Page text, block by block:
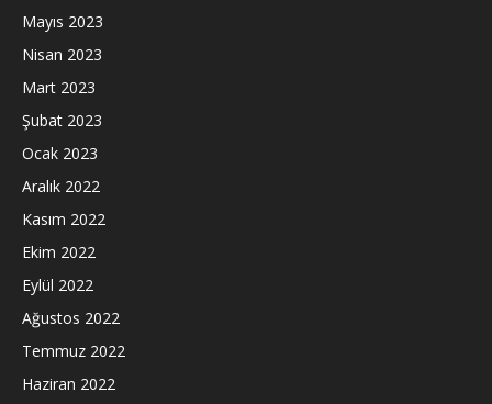
Mayıs 2023
Nisan 2023
Mart 2023
Şubat 2023
Ocak 2023
Aralık 2022
Kasım 2022
Ekim 2022
Eylül 2022
Ağustos 2022
Temmuz 2022
Haziran 2022